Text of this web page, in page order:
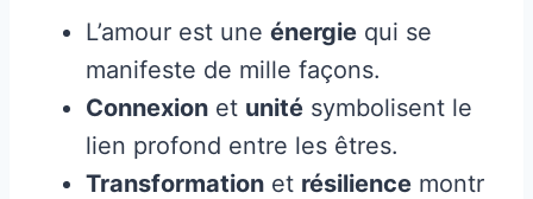
L’amour est une énergie qui se
manifeste de mille façons.
Connexion et unité symbolisent le
lien profond entre les êtres.
Transformation et résilience montr